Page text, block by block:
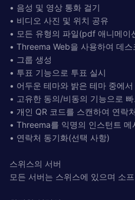
• 음성 및 영상 통화 걸기
• 비디오 사진 및 위치 공유
• 모든 유형의 파일(pdf 애니메
• Threema Web을 사용하여 데스
• 그룹 생성
• 투표 기능으로 투표 실시
• 어두운 테마와 밝은 테마 중에서
• 고유한 동의/비동의 기능으로
• 개인 QR 코드를 스캔하여 연락
• Threema를 익명의 인스턴트 메
• 연락처 동기화(선택 사항)
스위스의 서버
모든 서버는 스위스에 있으며 소